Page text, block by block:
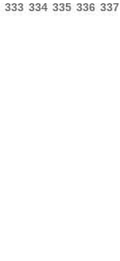
333 334 335 336 337